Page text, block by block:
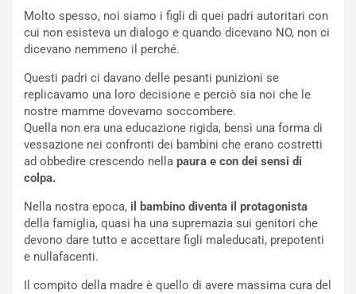
Molto spesso, noi siamo i figli di quei padri autoritari con
cui non esisteva un dialogo e quando dicevano NO, non ci
dicevano nemmeno il perché.
Questi padri ci davano delle pesanti punizioni se
replicavamo una loro decisione e perciò sia noi che le
nostre mamme dovevamo soccombere.
Quella non era una educazione rigida, bensì una forma di
vessazione nei confronti dei bambini che erano costretti
ad obbedire crescendo nella paura e con dei sensi di
colpa.
Nella nostra epoca, il bambino diventa il protagonista
della famiglia, quasi ha una supremazia sui genitori che
devono dare tutto e accettare figli maleducati, prepotenti
e nullafacenti.
Il compito della madre è quello di avere massima cura del